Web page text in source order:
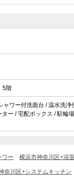
5階
ワー付洗面台 / 温水洗
ー / 宅配ボックス / 駐輪
ワー 横浜市神奈川区+浴
奈川区+システムキッチン